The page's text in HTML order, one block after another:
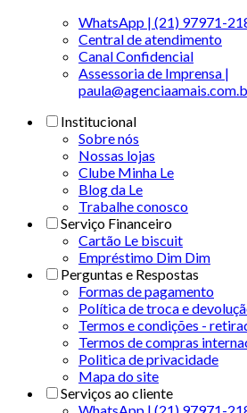
WhatsApp | (21) 97971-
Central de atendimento
Canal Confidencial
Assessoria de Imprensa |
Institucional
Sobre nós
Nossas lojas
Clube Minha Le
Blog da Le
Trabalhe conosco
Serviço Financeiro
Cartão Le biscuit
Empréstimo Dim Dim
Perguntas e Respostas
Formas de pagamento
Política de troca e
Termos e condições -
Termos de compras
Politica de privacidade
Mapa do site
Serviços ao cliente